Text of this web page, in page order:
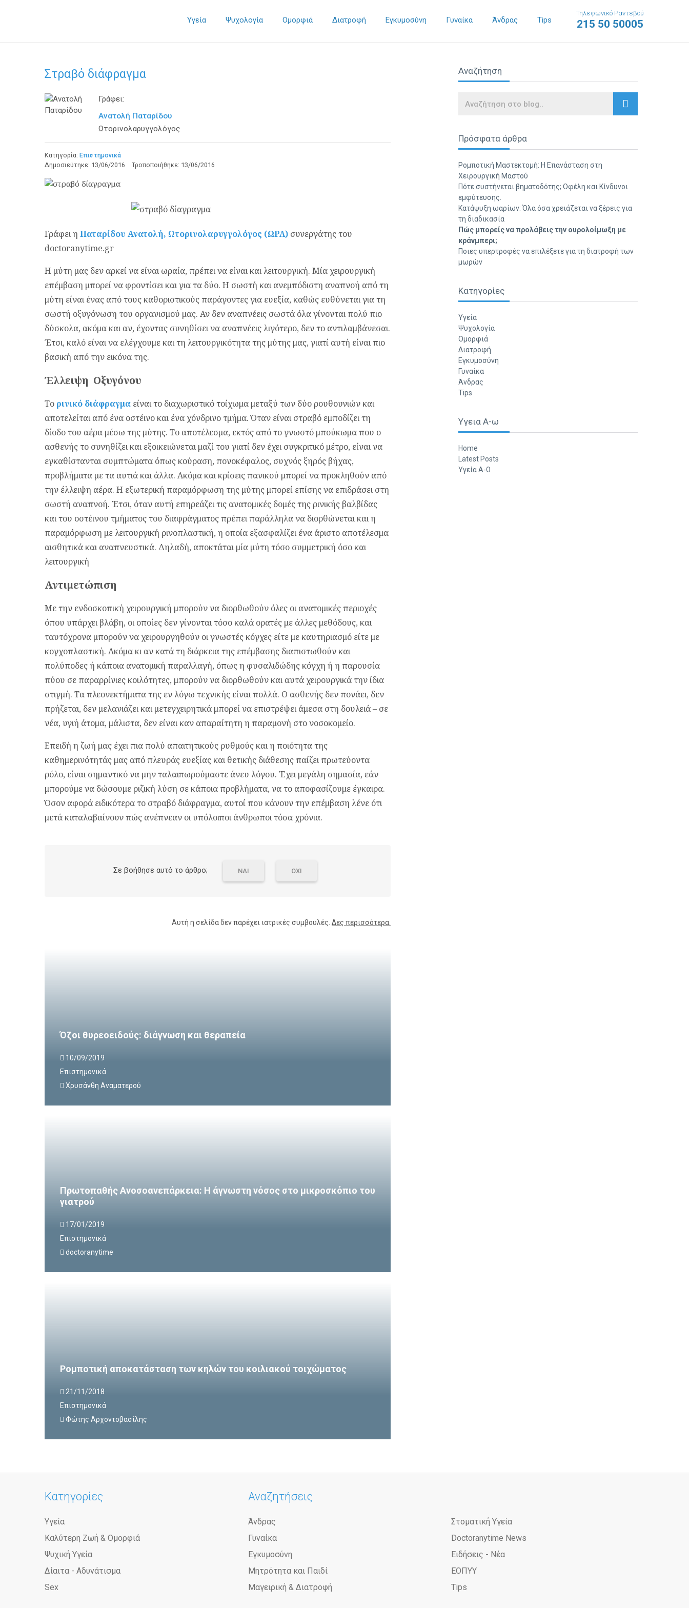
Υγεία Ψυχολογία Ομορφιά Διατροφή Εγκυμοσύνη Γυναίκα Άνδρας Tips
Τηλεφωνικό Ραντεβού
215 50 50005
Στραβό διάφραγμα
Γράφει:
Ανατολή Παταρίδου
Ωτορινολαρυγγολόγος
Κατηγορία: Επιστημονικά
Δημοσιεύτηκε: 13/06/2016 Τροποποιήθηκε: 13/06/2016
Γράφει η Παταρίδου Ανατολή, Ωτορινολαρυγγολόγος (ΩΡΛ) συνεργάτης του
doctoranytime.gr
Η μύτη μας δεν αρκεί να είναι ωραία, πρέπει να είναι και λειτουργική. Μία χειρουργική
επέμβαση μπορεί να φροντίσει και για τα δύο. Η σωστή και ανεμπόδιστη αναπνοή από τη
μύτη είναι ένας από τους καθοριστικούς παράγοντες για ευεξία, καθώς ευθύνεται για τη
σωστή οξυγόνωση του οργανισμού μας. Αν δεν αναπνέεις σωστά όλα γίνονται πολύ πιο
δύσκολα, ακόμα και αν, έχοντας συνηθίσει να αναπνέεις λιγότερο, δεν το αντιλαμβάνεσαι.
Έτσι, καλό είναι να ελέγχουμε και τη λειτουργικότητα της μύτης μας, γιατί αυτή είναι πιο
βασική από την εικόνα της.
Έλλειψη Οξυγόνου
Το ρινικό διάφραγμα είναι το διαχωριστικό τοίχωμα μεταξύ των δύο ρουθουνιών και
αποτελείται από ένα οστέινο και ένα χόνδρινο τμήμα. Όταν είναι στραβό εμποδίζει τη
δίοδο του αέρα μέσω της μύτης. Το αποτέλεσμα, εκτός από το γνωστό μπούκωμα που ο
ασθενής το συνηθίζει και εξοικειώνεται μαζί του γιατί δεν έχει συγκριτικό μέτρο, είναι να
εγκαθίστανται συμπτώματα όπως κούραση, πονοκέφαλος, συχνός ξηρός βήχας,
προβλήματα με τα αυτιά και άλλα. Ακόμα και κρίσεις πανικού μπορεί να προκληθούν από
την έλλειψη αέρα. Η εξωτερική παραμόρφωση της μύτης μπορεί επίσης να επιδράσει στη
σωστή αναπνοή. Έτσι, όταν αυτή επηρεάζει τις ανατομικές δομές της ρινικής βαλβίδας
και του οστέινου τμήματος του διαφράγματος πρέπει παράλληλα να διορθώνεται και η
παραμόρφωση με λειτουργική ρινοπλαστική, η οποία εξασφαλίζει ένα άριστο αποτέλεσμα
αισθητικά και αναπνευστικά. Δηλαδή, αποκτάται μία μύτη τόσο συμμετρική όσο και
λειτουργική
Αντιμετώπιση
Με την ενδοσκοπική χειρουργική μπορούν να διορθωθούν όλες οι ανατομικές περιοχές
όπου υπάρχει βλάβη, οι οποίες δεν γίνονται τόσο καλά ορατές με άλλες μεθόδους, και
ταυτόχρονα μπορούν να χειρουργηθούν οι γνωστές κόγχες είτε με καυτηριασμό είτε με
κογχοπλαστική. Ακόμα κι αν κατά τη διάρκεια της επέμβασης διαπιστωθούν και
πολύποδες ή κάποια ανατομική παραλλαγή, όπως η φυσαλιδώδης κόγχη ή η παρουσία
πύου σε παραρρίνιες κοιλότητες, μπορούν να διορθωθούν και αυτά χειρουργικά την ίδια
στιγμή. Τα πλεονεκτήματα της εν λόγω τεχνικής είναι πολλά. Ο ασθενής δεν πονάει, δεν
πρήζεται, δεν μελανιάζει και μετεγχειρητικά μπορεί να επιστρέψει άμεσα στη δουλειά – σε
νέα, υγιή άτομα, μάλιστα, δεν είναι καν απαραίτητη η παραμονή στο νοσοκομείο.
Επειδή η ζωή μας έχει πια πολύ απαιτητικούς ρυθμούς και η ποιότητα της
καθημερινότητάς μας από πλευράς ευεξίας και θετικής διάθεσης παίζει πρωτεύοντα
ρόλο, είναι σημαντικό να μην ταλαιπωρούμαστε άνευ λόγου. Έχει μεγάλη σημασία, εάν
μπορούμε να δώσουμε ριζική λύση σε κάποια προβλήματα, να το αποφασίζουμε έγκαιρα.
Όσον αφορά ειδικότερα το στραβό διάφραγμα, αυτοί που κάνουν την επέμβαση λένε ότι
μετά καταλαβαίνουν πώς ανέπνεαν οι υπόλοιποι άνθρωποι τόσα χρόνια.
Σε βοήθησε αυτό το άρθρο; ΝΑΙ ΟΧΙ
Αυτή η σελίδα δεν παρέχει ιατρικές συμβουλές. Δες περισσότερα.
Όζοι θυρεοειδούς: διάγνωση και θεραπεία
10/09/2019
Επιστημονικά
Χρυσάνθη Αναματερού
Πρωτοπαθής Ανοσοανεπάρκεια: Η άγνωστη νόσος στο μικροσκόπιο του
γιατρού
17/01/2019
Επιστημονικά
doctoranytime
Ρομποτική αποκατάσταση των κηλών του κοιλιακού τοιχώματος
21/11/2018
Επιστημονικά
Φώτης Αρχοντοβασίλης
Αναζήτηση
Search
Πρόσφατα άρθρα
Ρομποτική Μαστεκτομή: Η Επανάσταση στη
Χειρουργική Μαστού
Πότε συστήνεται βηματοδότης; Οφέλη και Κίνδυνοι
εμφύτευσης.
Κατάψυξη ωαρίων: Όλα όσα χρειάζεται να ξέρεις για
τη διαδικασία
Πώς μπορείς να προλάβεις την ουρολοίμωξη με
κράνμπερι;
Ποιες υπερτροφές να επιλέξετε για τη διατροφή των
μωρών
Κατηγορίες
Υγεία
Ψυχολογία
Ομορφιά
Διατροφή
Εγκυμοσύνη
Γυναίκα
Άνδρας
Tips
Υγεια Α-ω
Home
Latest Posts
Υγεία Α-Ω
Κατηγορίες
Υγεία
Καλύτερη Ζωή & Ομορφιά
Ψυχική Υγεία
Δίαιτα - Αδυνάτισμα
Sex
Αναζητήσεις
Άνδρας
Γυναίκα
Εγκυμοσύνη
Μητρότητα και Παιδί
Μαγειρική & Διατροφή
Στοματική Υγεία
Doctoranytime News
Ειδήσεις - Νέα
ΕΟΠΥΥ
Tips